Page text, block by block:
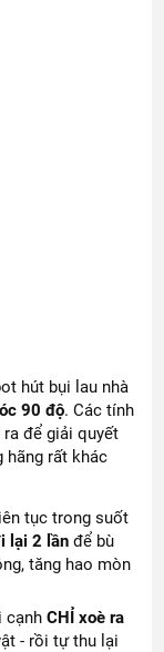
hút bụi lau nhà
90 độ. Các tính
để giải quyết
hãng rất khác
tục trong suốt
lại 2 lần để bù
tăng hao mòn
cạnhCHỈ xoè ra
- rồi tự thu lại